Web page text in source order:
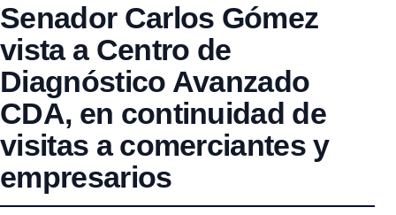
Senador Carlos Gómez
vista a Centro de
Diagnóstico Avanzado
CDA, en continuidad de
visitas a comerciantes y
empresarios